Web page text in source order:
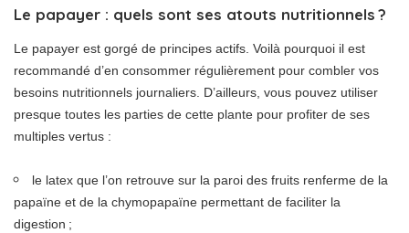
Le papayer : quels sont ses atouts nutritionnels ?
Le papayer est gorgé de principes actifs. Voilà pourquoi il est
recommandé d’en consommer régulièrement pour combler vos
besoins nutritionnels journaliers. D’ailleurs, vous pouvez utiliser
presque toutes les parties de cette plante pour profiter de ses
multiples vertus :
le latex que l’on retrouve sur la paroi des fruits renferme de la
papaïne et de la chymopapaïne permettant de faciliter la
digestion ;